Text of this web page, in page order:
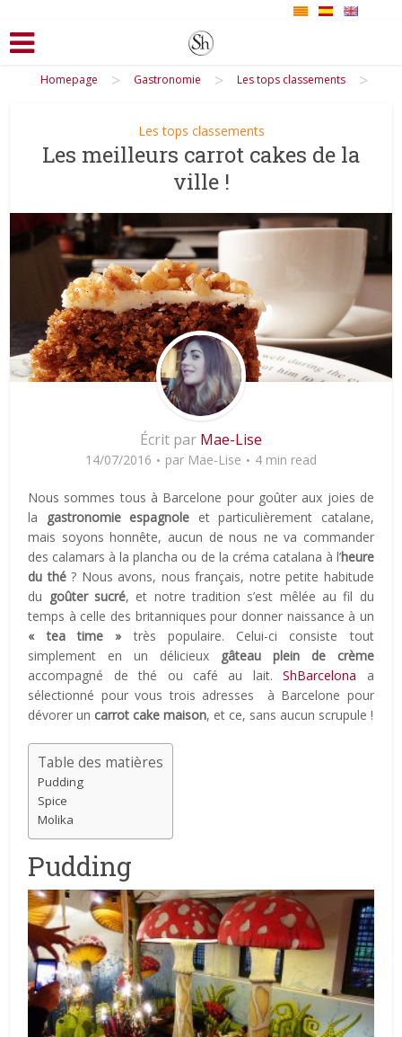
Homepage > Gastronomie > Les tops classements >
Les tops classements
Les meilleurs carrot cakes de la
ville !
Écrit par Mae-Lise
14/07/2016 par Mae-Lise 4 min read
Nous sommes tous à Barcelone pour goûter aux joies de
la gastronomie espagnole et particulièrement catalane,
mais soyons honnête, aucun de nous ne va commander
des calamars à la plancha ou de la créma catalana à l’heure
du thé? Nous avons, nous français, notre petite habitude
du goûter sucré, et notre tradition s’est mêlée au fil du
temps à celle des britanniques pour donner naissance à un
« tea time » très populaire. Celui-ci consiste tout
simplement en un délicieux gâteau plein de crème
accompagné de thé ou café au lait.ShBarcelona a
sélectionné pour vous trois adresses à Barcelone pour
dévorer un carrot cake maison, et ce, sans aucun scrupule !
Table des matières
Pudding
Spice
Molika
Pudding